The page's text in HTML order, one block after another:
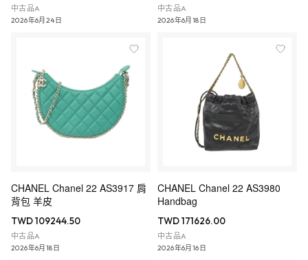
中古品A
2026年6月24日
中古品A
2026年6月18日
CHANEL Chanel 22 AS3917 肩
背包 羊皮
TWD 109244.50
中古品A
2026年6月18日
CHANEL Chanel 22 AS3980
Handbag
TWD 171626.00
中古品A
2026年6月16日